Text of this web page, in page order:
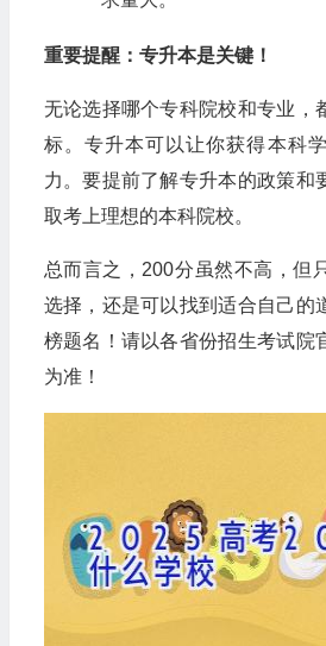
重要提醒：专升本是关键！
无论选择哪个专科院校和专业，
标。专升本可以让你获得本科
力。要提前了解专升本的政策和
取考上理想的本科院校。
总而言之，200分虽然不高，但
选择，还是可以找到适合自己的
榜题名！请以各省份招生考试院
为准！